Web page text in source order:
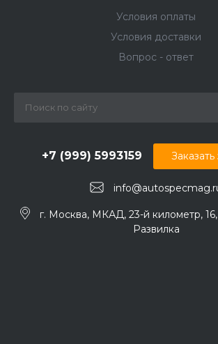
Условия оплаты
Условия доставки
Вопрос - ответ
+7 (999) 5993159
г. Москва, МКАД, 23-й километр, 16,
Развилка